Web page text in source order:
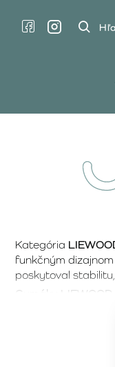
Hľadať...
Kategória
funkčným
poskytoval
Gumáky LIEWOOD
pomáhajú
Prémiové čižmy do
spoľahlivým